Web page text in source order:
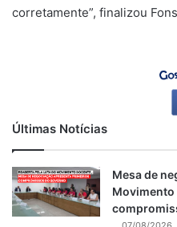
corretamente”, finalizou
Últimas Notícias
Mesa de
Movimento